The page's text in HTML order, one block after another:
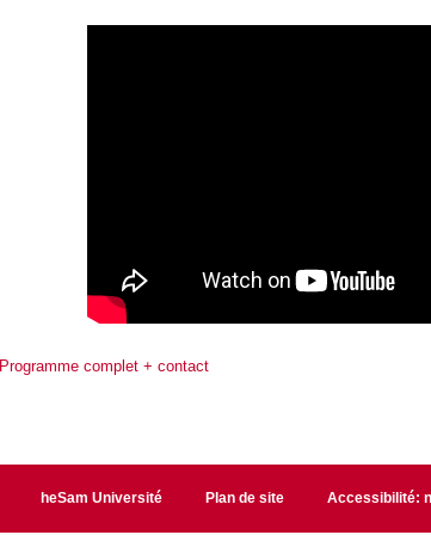
Programme complet + contact
heSam Université Plan de site Accessibilité: